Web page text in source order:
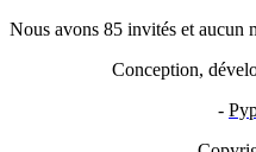
Nous avons 85 invités et aucun
Conception,
-